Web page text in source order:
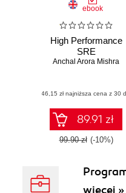
ebook
High Performance
SRE
Anchal Arora Mishra
(46,15 zł najniższa cena z 30
89.91 zł
99.90 zł (-10%)
więcej »